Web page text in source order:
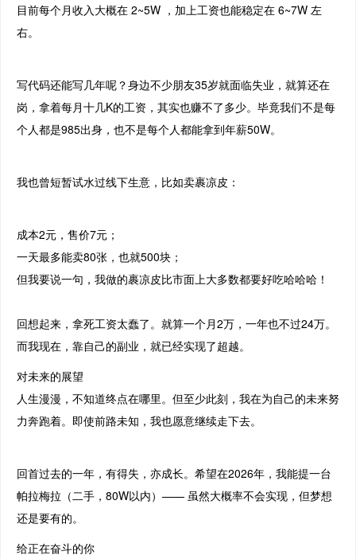
目前每个月收入大概在 2~5W ，加上工资也能稳定在 6~7W 左
右。
写代码还能写几年呢？身边不少朋友35岁就面临失业，就算还在
岗，拿着每月十几K的工资，其实也赚不了多少。毕竟我们不是每
个人都是985出身，也不是每个人都能拿到年薪50W。
我也曾短暂试水过线下生意，比如卖裹凉皮：
成本2元，售价7元；
一天最多能卖80张，也就500块；
但我要说一句，我做的裹凉皮比市面上大多数都要好吃哈哈哈！
回想起来，拿死工资太蠢了。就算一个月2万，一年也不过24万。
而我现在，靠自己的副业，就已经实现了超越。
对未来的展望
人生漫漫，不知道终点在哪里。但至少此刻，我在为自己的未来努
力奔跑着。即使前路未知，我也愿意继续走下去。
回首过去的一年，有得失，亦成长。希望在2026年，我能提一台
帕拉梅拉（二手，80W以内）—— 虽然大概率不会实现，但梦想
还是要有的。
给正在奋斗的你